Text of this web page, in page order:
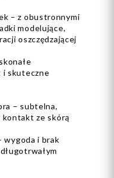
– z obustronnymi
modelujące,
oszczędzającej
i skuteczne
– subtelna,
kontakt ze skórą
wygoda i brak